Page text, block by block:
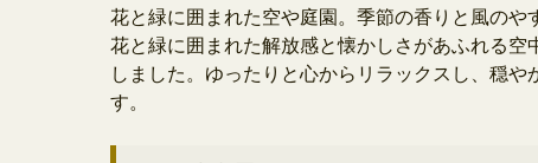
花と緑に囲まれた空や庭園。季節の香りと風の
花と緑に囲まれた解放感と懐かしさがあふれる空
しました。ゆったりと心からリラックスし、穏
す。